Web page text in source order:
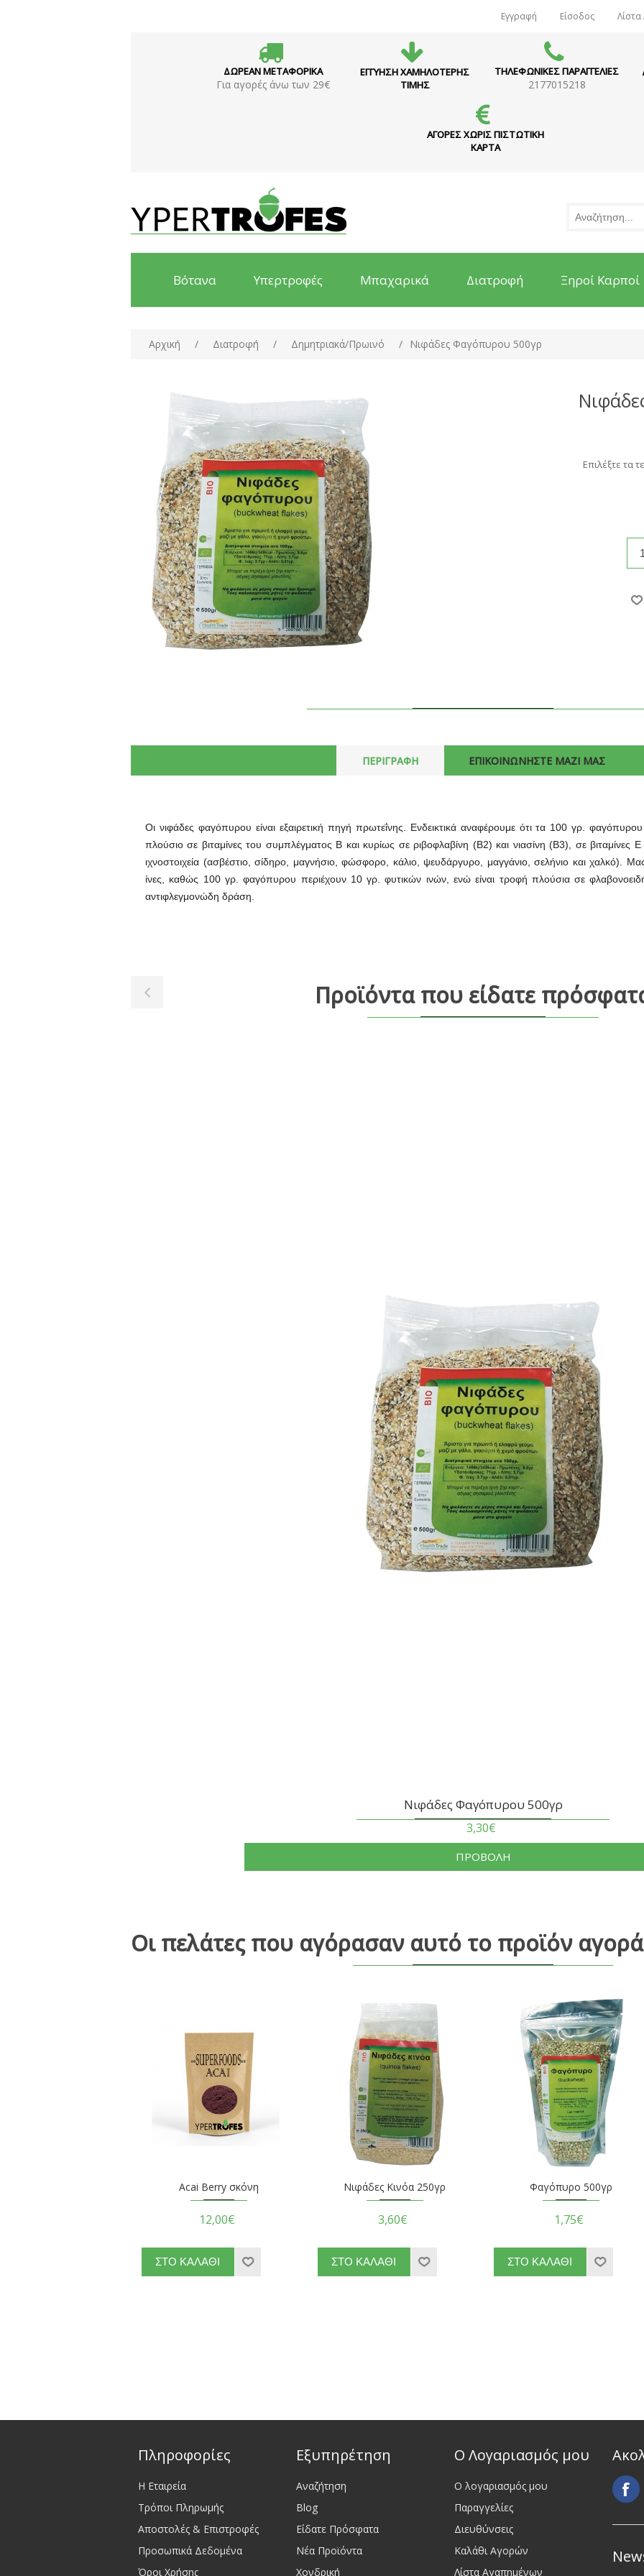
Εγγραφή Είσοδος
ΔΩΡΕΑΝ ΜΕΤΑΦΟΡΙΚΑ
Για αγορές άνω των 29€
ΕΓΓΥΗΣΗ ΧΑΜΗΛΟΤΕΡΗΣ
ΤΙΜΗΣ
ΤΗΛΕΦΩΝΙΚΕΣ ΠΑΡΑΓΓΕΛΙΕΣ
2177015218
ΑΓΟΡΕΣ ΧΩΡΙΣ ΠΙΣΤΩΤΙΚΗ
ΚΑΡΤΑ
Βότανα Υπερτροφές Μπαχαρικά Διατροφή Ξηροί Καρποί
Αρχική / Διατροφή / Δημητριακά/Πρωινό / Νιφάδες Φαγόπυρου 500γρ
Επιλέξτε τα
ΠΕΡΙΓΡΑΦΗ ΕΠΙΚΟΙΝΩΝΗΣΤΕ ΜΑΖΙ ΜΑΣ
Οι νιφάδες φαγόπυρου είναι εξαιρετική πηγή πρωτεΐνης. Ενδεικτικά αναφέρουμε ότι τα 100 γρ.
πλούσιο σε βιταμίνες του συμπλέγματος Β και κυρίως σε ριβοφλαβίνη (Β2) και νιασίνη (Β3), σε βιταμίνες
ιχνοστοιχεία (ασβέστιο, σίδηρο, μαγνήσιο, φώσφορο, κάλιο, ψευδάργυρο, μαγγάνιο, σελήνιο και χαλκό). Μας
ίνες, καθώς 100 γρ. φαγόπυρου περιέχουν 10 γρ. φυτικών ινών, ενώ είναι τροφή πλούσια σε φλαβονοειδή,
αντιφλεγμονώδη δράση.
Προϊόντα που είδατε
Νιφάδες Φαγόπυρου 500γρ
3,30€
ΠΡΟΒΟΛΗ
Οι πελάτες που αγόρασαν αυτό το προϊόν
Acai Berry σκόνη
12,00€
Νιφάδες Κινόα 250γρ
3,60€
Φαγόπυρο 500γρ
1,75€
Πληροφορίες
Η Εταιρεία
Τρόποι Πληρωμής
Αποστολές & Επιστροφές
Προσωπικά Δεδομένα
Όροι Χρήσης
Εξυπηρέτηση
Αναζήτηση
Blog
Είδατε Πρόσφατα
Νέα Προϊόντα
Χονδρική
Ο Λογαριασμός μου
Ο λογαριασμός μου
Παραγγελίες
Διευθύνσεις
Καλάθι Αγορών
Λίστα Αγαπημένων